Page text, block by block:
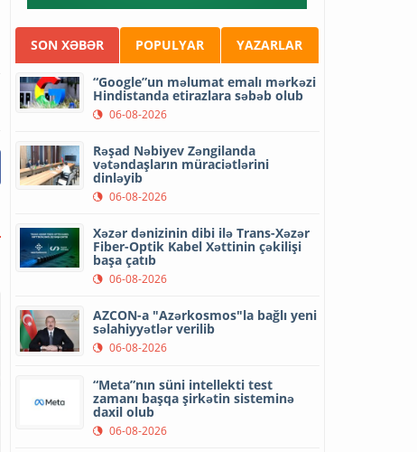
SON XƏBƏR POPULYAR YAZARLAR
“Google”un məlumat emalı mərkəzi
Hindistanda etirazlara səbəb olub
06-08-2026
Rəşad Nəbiyev Zəngilanda
vətəndaşların müraciətlərini
dinləyib
06-08-2026
Xəzər dənizinin dibi ilə Trans-Xəzər
Fiber-Optik Kabel Xəttinin çəkilişi
başa çatıb
06-08-2026
AZCON-a "Azərkosmos"la bağlı yeni
səlahiyyətlər verilib
06-08-2026
“Meta”nın süni intellekti test
zamanı başqa şirkətin sisteminə
daxil olub
06-08-2026